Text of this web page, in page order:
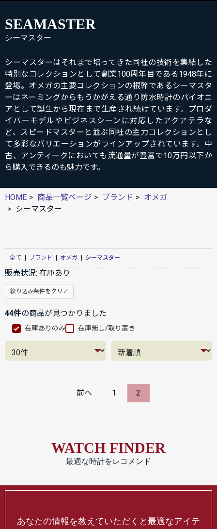
SEAMASTER
シーマスター
シーマスターはそれまで培ってきた同社の技術を集結した
特別なコレクションとして創業100周年目である1948年に
登場。オメガの主要コレクションの根幹であるシーマスタ
ーはネーミングからもうかがえる通り防水時計のパイオニ
アとして誕生から現在まで生産され続けています。プロダ
イバーモデルやビジネスシーンに対応したアクアテラな
ど、スピードマスターと並ぶ同社の主力コレクションとし
て多彩なバリエーションがラインアップされています。中
古、アンティークにおいても流通量が豊富で10万円以下か
ら購入できるのも魅力です。
HOME 商品一覧ページ ブランド
オメガ
シーマスター
全て ブランド オメガ シーマスター
販売状況: 在庫あり
絞り込み条件をクリア
44件の商品が見つかりました
在庫ありのみ 在庫無し/取り置き
前へ 1 2
WATCH FINDER
最適な時計をレコメンド
あなたの情報を教えていただくと最適なアイテ